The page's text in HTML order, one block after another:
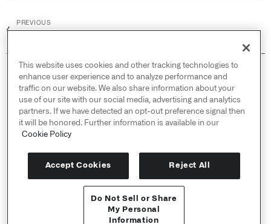
←
PREVIOUS
© 2026 Palantir Technologies Inc. All rights
reserved.
Cookies Statement ↗
Privacy Statement ↗
Terms of Use ↗
Do Not Sell or Share My Personal Information
This website uses cookies and other tracking technologies to
enhance user experience and to analyze performance and
traffic on our website. We also share information about your
use of our site with our social media, advertising and analytics
partners. If we have detected an opt-out preference signal then
it will be honored. Further information is available in our
Cookie Policy
Accept Cookies Reject All
Do Not Sell or Share
My Personal
Information